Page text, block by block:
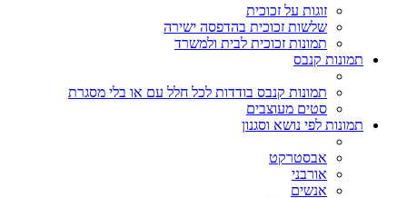
זוגות על זכוכית
שלשות זכוכית בהדפסה ישירה
תמונות זכוכית לבית ולמשרד
תמונות קנבס
תמונות קנבס בודדות לכל חלל עם או בלי מסגרת
סטים מעוצבים
תמונות לפי נושא וסגנון
אבסטרקט
אורבני
אנשים